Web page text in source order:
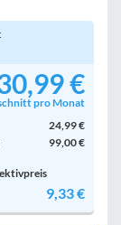
€
pro Monat
24,99 €
99,00 €
9,33 €